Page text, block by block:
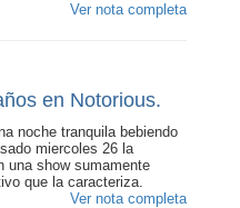
Ver nota completa
en Notorious.
noche tranquila bebiendo
miercoles 26 la
una show sumamente
que la caracteriza.
Ver nota completa